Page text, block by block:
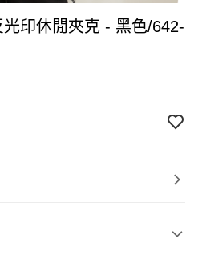
印休閒夾克 - 黑色/642-